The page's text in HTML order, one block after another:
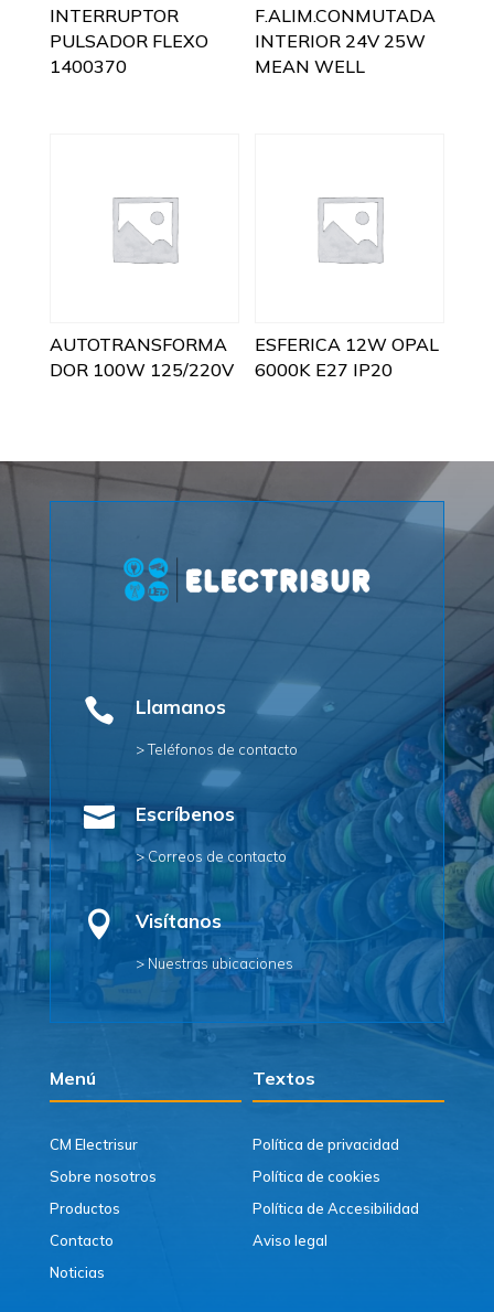
INTERRUPTOR
PULSADOR FLEXO
1400370
F.ALIM.CONMUTADA
INTERIOR 24V 25W
MEAN WELL
AUTOTRANSFORMA
DOR 100W 125/220V
ESFERICA 12W OPAL
6000K E27 IP20
 Llamanos
> Teléfonos de contacto
 Escríbenos
> Correos de contacto
 Visítanos
> Nuestras ubicaciones
Menú Textos
CM Electrisur
Sobre nosotros
Productos
Contacto
Noticias
Política de privacidad
Política de cookies
Política de Accesibilidad
Aviso legal